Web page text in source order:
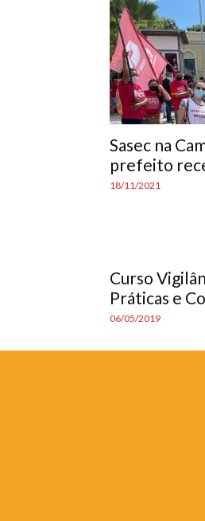
Sasec na
prefeito
18/11/2021
Curso
Práticas e
06/05/2019